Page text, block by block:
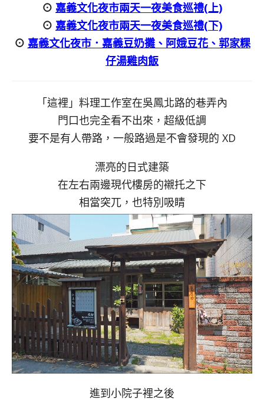
⊙ 嘉義文化夜市兩天一夜美食巡禮(上)
⊙ 嘉義文化夜市兩天一夜美食巡禮(下)
⊙ 嘉義文化夜市．嘉義豆奶攤、阿娥豆花、郭家粿
仔湯雞肉飯
「這裡」料理工作室在吳鳳北路的巷弄內
門口也完全看不出來，超級低調
要不是有人帶路，一般路過是不會發現的 XD
漂亮的日式建築
在左右兩邊現代樓房的襯托之下
相當突兀，也特別吸睛
進到小院子裡之後